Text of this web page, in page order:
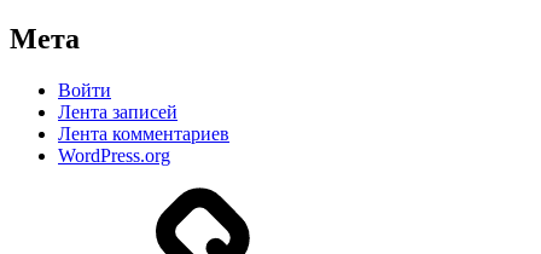
Мета
Войти
Лента записей
Лента комментариев
WordPress.org